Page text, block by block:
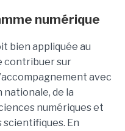
numérique
bien appliquée au
contribuer sur
avec
nationale, de la
numériques et
scientifiques. En